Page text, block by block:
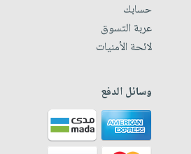
حسابك
عربة التسوق
لائحة الأمنيات
وسائل الدفع